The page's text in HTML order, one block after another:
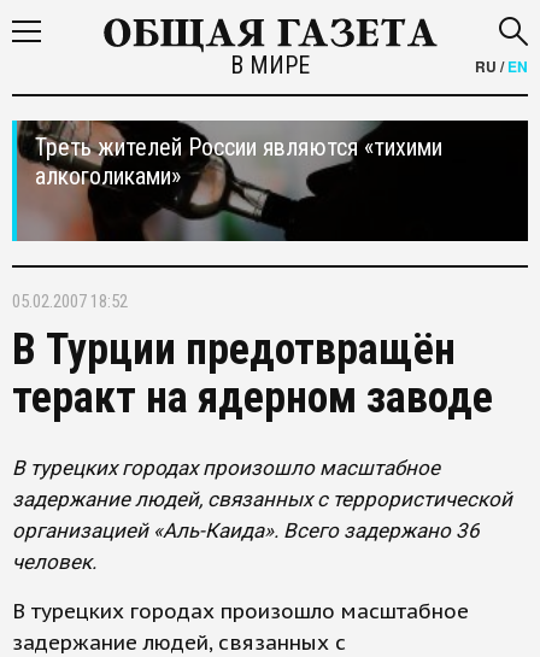
В МИРЕ RU /EN
Треть жителей России являются «тихими
алкоголиками»
05.02.2007 18:52
В Турции предотвращён
теракт на ядерном заводе
В турецких городах произошло масштабное
задержание людей, связанных с террористической
организацией «Аль-Каида». Всего задержано 36
человек.
В турецких городах произошло масштабное
задержание людей, связанных с